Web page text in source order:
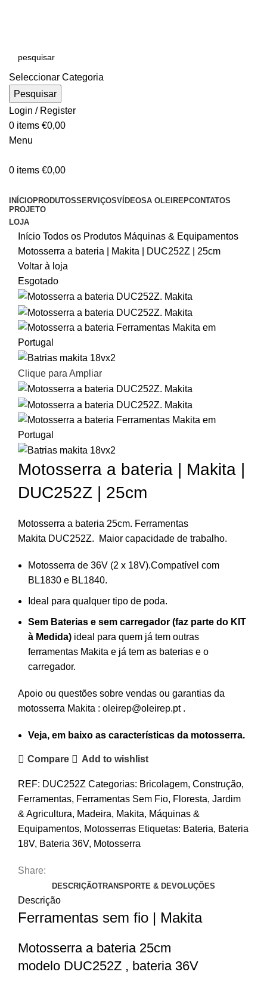
Seleccionar Categoria
Pesquisar
Login / Register
0 items €0,00
Menu
0 items €0,00
INÍCIOPRODUTOSSERVIÇOSVÍDEOSA OLEIREPCONTATOS
PROJETO
LOJA
Início Todos os Produtos Máquinas & Equipamentos
Motosserra a bateria | Makita | DUC252Z | 25cm
Voltar à loja
Esgotado
Clique para Ampliar
Motosserra a bateria | Makita |
DUC252Z | 25cm
Motosserra a bateria 25cm. Ferramentas
Makita DUC252Z. Maior capacidade de trabalho.
Motosserra de 36V (2 x 18V).Compatível com
BL1830 e BL1840.
Ideal para qualquer tipo de poda.
Sem Baterias e sem carregador (faz parte do KIT
à Medida) ideal para quem já tem outras
ferramentas Makita e já tem as baterias e o
carregador.
Apoio ou questões sobre vendas ou garantias da
motosserra Makita : oleirep@oleirep.pt .
Veja, em baixo as características da motosserra.
Compare Add to wishlist
REF: DUC252Z Categorias: Bricolagem, Construção,
Ferramentas, Ferramentas Sem Fio, Floresta, Jardim
& Agricultura, Madeira, Makita, Máquinas &
Equipamentos, Motosserras Etiquetas: Bateria, Bateria
18V, Bateria 36V, Motosserra
Share:
DESCRIÇÃOTRANSPORTE & DEVOLUÇÕES
Descrição
Ferramentas sem fio | Makita
Motosserra a bateria 25cm
modelo DUC252Z , bateria 36V